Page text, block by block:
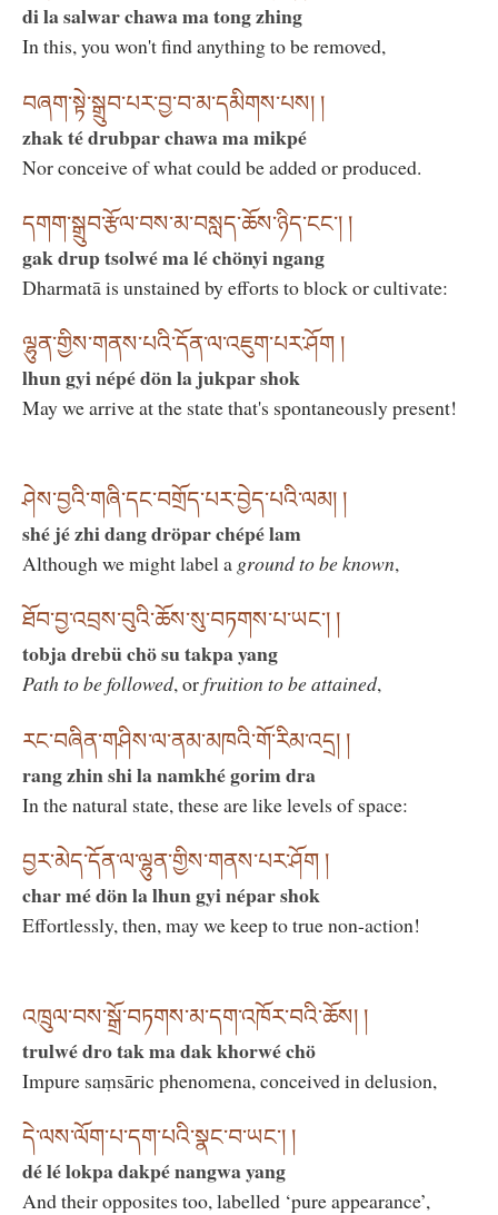
di la salwar chawa ma tong zhing
In this, you won't find anything to be removed,
བཞག་སྟེ་སྒྲུབ་པར་བྱ་བ་མ་དམིགས་པས། །
zhak té drubpar chawa ma mikpé
Nor conceive of what could be added or produced.
དགག་སྒྲུབ་རྩོལ་བས་མ་བསླད་ཆོས་ཉིད་ངང་། །
gak drup tsolwé ma lé chönyi ngang
Dharmatā is unstained by efforts to block or cultivate:
ལྷུན་གྱིས་གནས་པའི་དོན་ལ་འཇུག་པར་ཤོག །
lhun gyi népé dön la jukpar shok
May we arrive at the state that's spontaneously present!
ཤེས་བྱའི་གཞི་དང་བགྲོད་པར་བྱེད་པའི་ལམ། །
shé jé zhi dang dröpar chépé lam
Although we might label a ground to be known,
ཐོབ་བྱ་འབྲས་བུའི་ཆོས་སུ་བཏགས་པ་ཡང་། །
tobja drebü chö su takpa yang
Path to be followed, orfruition to be attained,
རང་བཞིན་གཤིས་ལ་ནམ་མཁའི་གོ་རིམ་འདྲ། །
rang zhin shi la namkhé gorim dra
In the natural state, these are like levels of space:
བྱར་མེད་དོན་ལ་ལྷུན་གྱིས་གནས་པར་ཤོག །
char mé dön la lhun gyi népar shok
Effortlessly, then, may we keep to true non-action!
འཁྲུལ་བས་སྒྲོ་བཏགས་མ་དག་འཁོར་བའི་ཆོས། །
trulwé dro tak ma dak khorwé chö
Impure saṃsāric phenomena, conceived in delusion,
དེ་ལས་ལོག་པ་དག་པའི་སྣང་བ་ཡང་། །
dé lé lokpa dakpé nangwa yang
And their opposites too, labelled ‘pure appearance’,